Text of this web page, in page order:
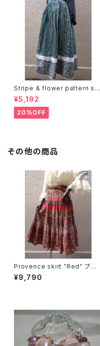
Stripe & flower pattern ski
rt ストライプ 花柄 スカート
¥5,192
20%OFF
その他の商品
Provence skirt "Red" プロ
ヴァンス スカート "レッド"
¥9,790